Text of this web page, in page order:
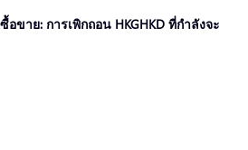
ขาย: การเพิกถอน HKGHKD ที่กำลังจะ